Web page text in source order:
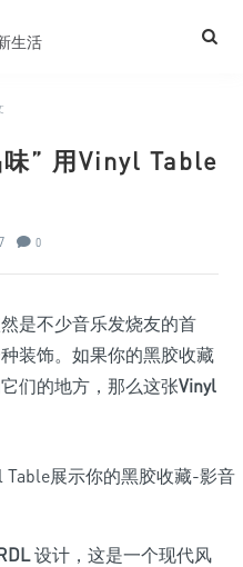
” 用Vinyl Table
0
是不少音乐发烧友的首
装饰。如果你的黑胶收藏
们的地方，那么这张Vinyl
设计，这是一个现代风